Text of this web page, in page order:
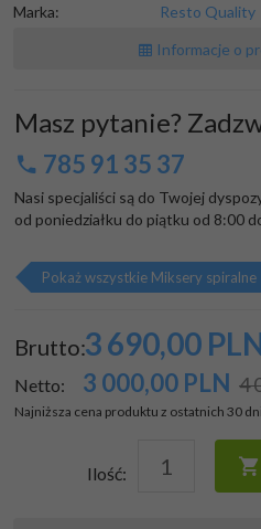
Marka:
Resto Quality
Informacje o
Masz pytanie?
785 91 35 37
Nasi specjaliści są do Twojej
od poniedziałku do piątku od 8:00
Pokaż wszystkie Miksery spiralne
Brutto:3 690,00
Netto: 3 000,00 PLN 4
Najniższa cena produktu z ostatnich 30
Ilość: